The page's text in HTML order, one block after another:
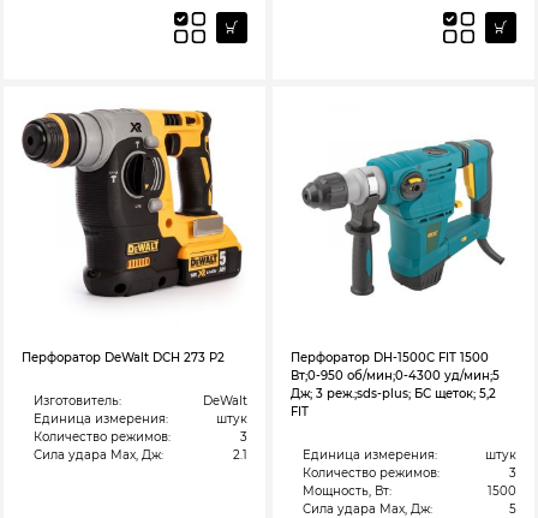
Перфоратор DeWalt DCH 273 P2
Изготовитель:
DeWalt
Единица измерения:
штук
Количество режимов:
3
Сила удара Max, Дж:
2.1
Перфоратор DH-1500C FIT 1500
Вт;0-950 об/мин;0-4300 уд/мин;5
Дж; 3 реж.;sds-plus; БС щеток; 5,2
FIT
Единица измерения:
штук
Количество режимов:
3
Мощность, Вт:
1500
Сила удара Max, Дж:
5